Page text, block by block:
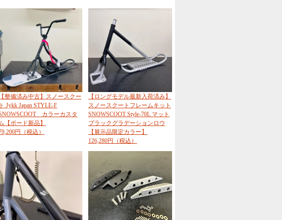
【整備済み中古】スノースクー
ト Jykk Japan STYLE-F
カラーカスタ
ム【ボード新品】
円（税込）
【ロングモデル最新入荷済み】
スノースクートフレームキット
SNOWSCOOT Style-70L マット
ブラックグラデーションロウ
【展示品限定カラー】
126,280円（税込）